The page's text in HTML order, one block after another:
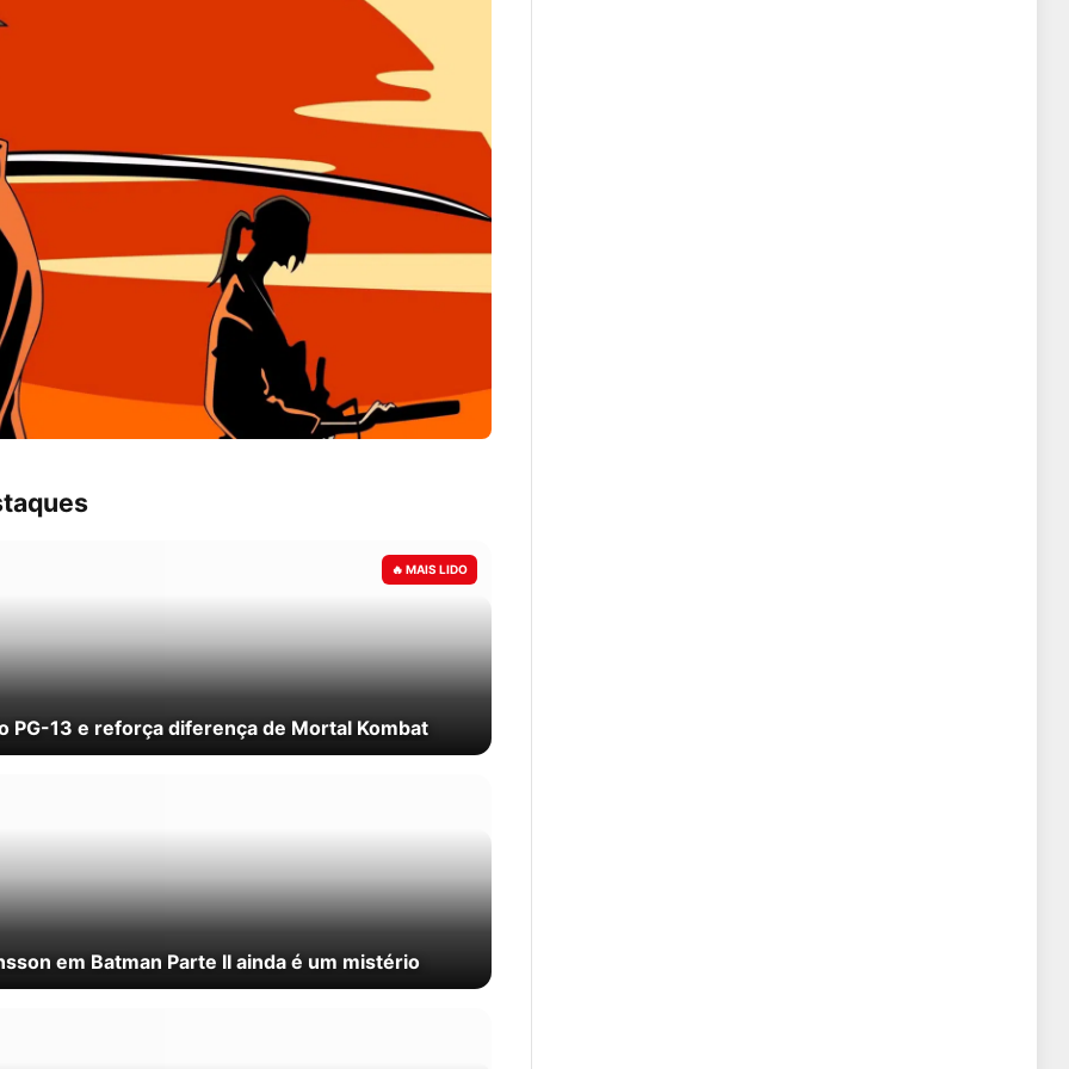
PG-13 e reforça diferença de Mortal Kombat
em Batman Parte II ainda é um mistério